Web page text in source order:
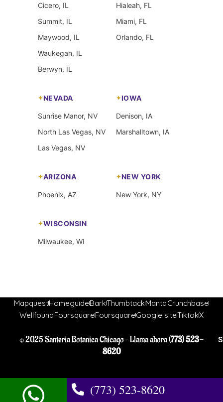
Cicero, IL
Summit, IL
Maywood, IL
Waukegan, IL
Berwyn, IL
Hialeah, FL
Miami, FL
Orlando, FL
NEVADA
Sunrise Manor, NV
North Las Vegas, NV
Las Vegas, NV
IOWA
Denison, IA
Marshalltown, IA
ARIZONA
Phoenix, AZ
NEW YORK
New York, NY
WISCONSIN
Milwaukee, WI
MapquestHomeguideBarkThumbtackMantaCrunchbase
WellfoundFoursquareFoursquareGoogle siteTiktokX
© 2025 Santeria Botanica Chicago- Llama ahora (773) 523-
8620
(773) 523-8620